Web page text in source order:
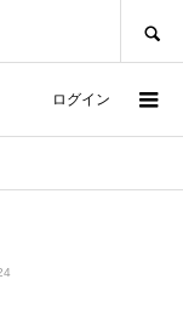
ログイン